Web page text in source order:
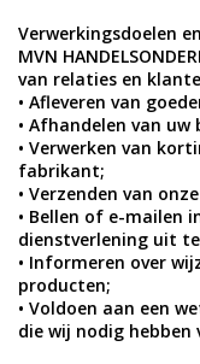
Verwerkingsdoelen
MVN
van relaties en
• Afleveren van
• Afhandelen van uw
• Verwerken van
fabrikant;
• Verzenden van
• Bellen of e-mailen
dienstverlening uit
• Informeren over
producten;
• Voldoen aan een
die wij nodig